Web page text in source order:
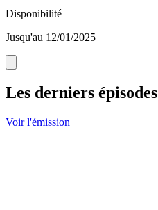
Disponibilité
Jusqu'au 12/01/2025
Les derniers épisodes
Voir l'émission